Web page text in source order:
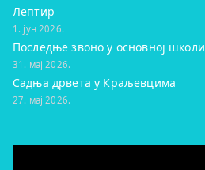
Лептир
1. јун 2026.
Последње звоно у основној школи
31. мај 2026.
Садња дрвета у Краљевцима
27. мај 2026.